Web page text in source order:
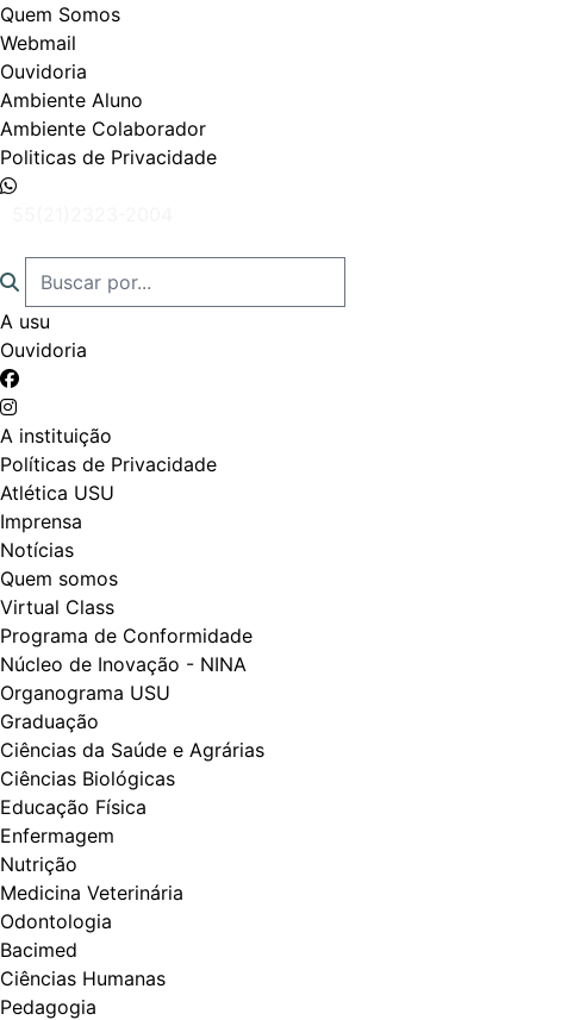
Quem Somos
Webmail
Ouvidoria
Ambiente Aluno
Ambiente Colaborador
Politicas de Privacidade
A usu
Ouvidoria
A instituição
Políticas de Privacidade
Atlética USU
Imprensa
Notícias
Quem somos
Virtual Class
Programa de Conformidade
Núcleo de Inovação - NINA
Organograma USU
Graduação
Ciências da Saúde e Agrárias
Ciências Biológicas
Educação Física
Enfermagem
Nutrição
Medicina Veterinária
Odontologia
Bacimed
Ciências Humanas
Pedagogia